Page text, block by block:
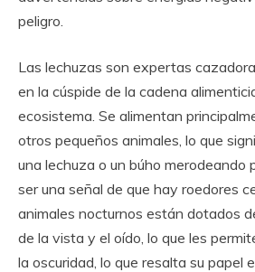
peligro.
Las lechuzas son expertas
en la cúspide de la cadena
ecosistema. Se alimentan
otros pequeños animales, lo que
una lechuza o un búho merodeando
ser una señal de que hay roedores
animales nocturnos están dotados
de la vista y el oído, lo que les
la oscuridad, lo que resalta su papel